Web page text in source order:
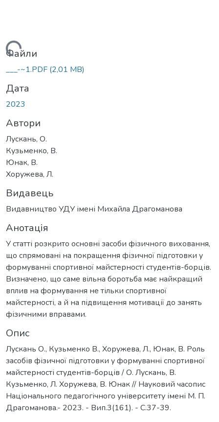
Файли
___-~1.PDF (2,01 MB)
Дата
2023
Автори
Лускань, О.
Кузьменко, В.
Юнак, В.
Хоружева, Л.
Видавець
Видавництво УДУ імені Михайла Драгоманова
Анотація
У статті розкрито основні засоби фізичного виховання,
що спрямовані на покращення фізичної підготовки у
формуванні спортивної майстерності студентів-борців.
Визначено, що саме вільна боротьба має найкращий
вплив на формування не тільки спортивної
майстерності, а й на підвищення мотивації до занять
фізичними вправами.
Опис
Лускань О., Кузьменко В., Хоружева, Л., Юнак, В. Роль
засобів фізичної підготовки у формуванні спортивної
майстерності студентів-борців / О. Лускань, В.
Кузьменко, Л. Хоружева, В. Юнак // Науковий часопис
Національного педагогічного університету імені М. П.
Драгоманова.- 2023. - Вип.3(161). - С.37-39.